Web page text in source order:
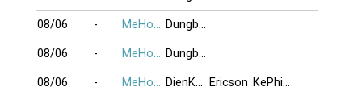
08/06 - MeHonTran Dungbuonnha
08/06 - MeHonTran Dungbuonnha
08/06 - MeHonTran DienKhacKim Ericson KePhieuBac